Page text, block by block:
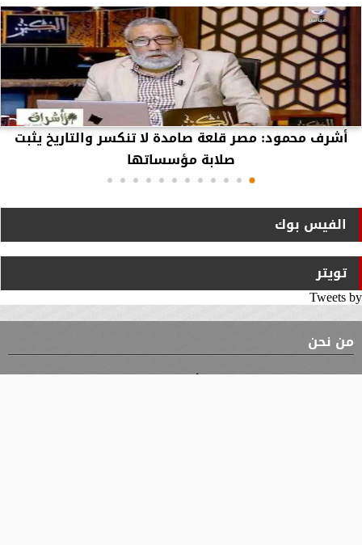
أشرف محمود: مصر قلعة صامدة لا تنكسر والتاريخ يثبت
صلابة مؤسساتها
الفيس بوك
تويتر
Tweets by
من نحن